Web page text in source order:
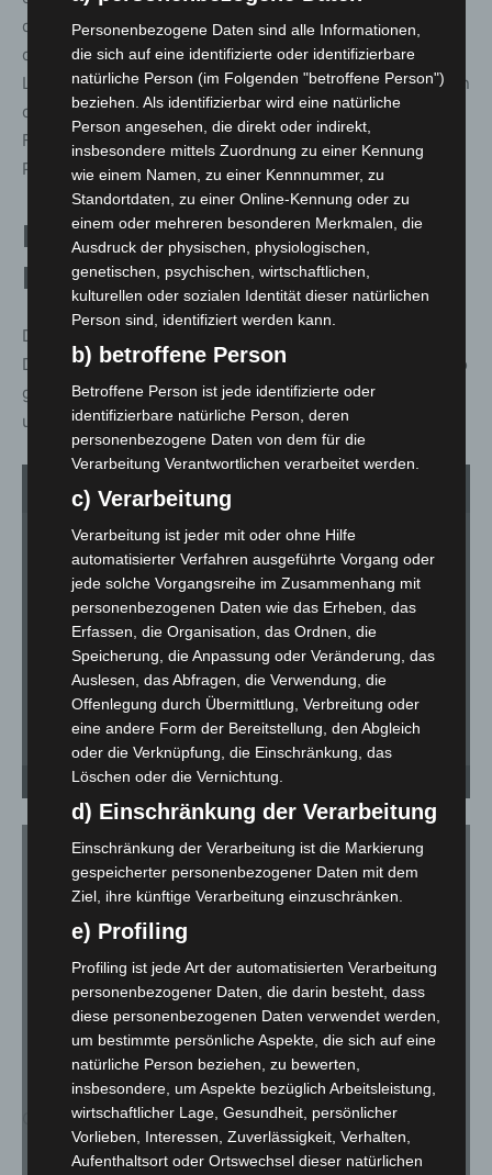
dessen Erkenntnisse wir gespannt sind. Das Rückgrat
der ÜSTRA bleibt unser Fahrpersonal, das mit
Leidenschaft Bus oder Stadtbahn fährt. Daran wird sich in
den kommenden Jahren nichts ändern. Das autonome
Fahren kann, wenn die Technologie ausgereift ist, ein
Puzzleteil zur Entlastung sein.“
Förderung durch
Bundesministerium
Das Projekt wird durch das Bundesministerium für
Digitales und Verkehr (BMDV) mit rund 3,7 Millionen Euro
gefördert. Die Entwicklung läuft bis Ende 2025 weiter
und wird kontinuierlich begleitet.
Autonomer Bus startet in der Region Hannover in den Testbetrieb - © Region
Für die Nutzung von YouTube (YouTube, LLC, 901 Cherry Ave.,
San Bruno, CA 94066, USA) benötigen wir laut DSGVO Ihre
Es werden seitens YouTube personenbezogene Daten erhoben,
verarbeitet und gespeichert. Welche Daten genau entnehmen Sie
bitte den Datenschutzbedingungen.
Youtube ist deaktiviert.
✓ Erlauben Datenschutzbedingungen
Quelle: youtube/ADASTEC Corp.
Personenbezogene Daten sind alle Informationen,
die sich auf eine identifizierte oder identifizierbare
natürliche Person (im Folgenden "betroffene Person")
beziehen. Als identifizierbar wird eine natürliche
Person angesehen, die direkt oder indirekt,
insbesondere mittels Zuordnung zu einer Kennung
wie einem Namen, zu einer Kennnummer, zu
Standortdaten, zu einer Online-Kennung oder zu
einem oder mehreren besonderen Merkmalen, die
Ausdruck der physischen, physiologischen,
genetischen, psychischen, wirtschaftlichen,
kulturellen oder sozialen Identität dieser natürlichen
Person sind, identifiziert werden kann.
b) betroffene Person
Betroffene Person ist jede identifizierte oder
identifizierbare natürliche Person, deren
personenbezogene Daten von dem für die
Verarbeitung Verantwortlichen verarbeitet werden.
c) Verarbeitung
Verarbeitung ist jeder mit oder ohne Hilfe
automatisierter Verfahren ausgeführte Vorgang oder
jede solche Vorgangsreihe im Zusammenhang mit
personenbezogenen Daten wie das Erheben, das
Erfassen, die Organisation, das Ordnen, die
Speicherung, die Anpassung oder Veränderung, das
Auslesen, das Abfragen, die Verwendung, die
Offenlegung durch Übermittlung, Verbreitung oder
eine andere Form der Bereitstellung, den Abgleich
oder die Verknüpfung, die Einschränkung, das
Löschen oder die Vernichtung.
d) Einschränkung der Verarbeitung
Einschränkung der Verarbeitung ist die Markierung
gespeicherter personenbezogener Daten mit dem
Ziel, ihre künftige Verarbeitung einzuschränken.
e) Profiling
Profiling ist jede Art der automatisierten Verarbeitung
personenbezogener Daten, die darin besteht, dass
diese personenbezogenen Daten verwendet werden,
um bestimmte persönliche Aspekte, die sich auf eine
natürliche Person beziehen, zu bewerten,
insbesondere, um Aspekte bezüglich Arbeitsleistung,
wirtschaftlicher Lage, Gesundheit, persönlicher
Vorlieben, Interessen, Zuverlässigkeit, Verhalten,
Aufenthaltsort oder Ortswechsel dieser natürlichen